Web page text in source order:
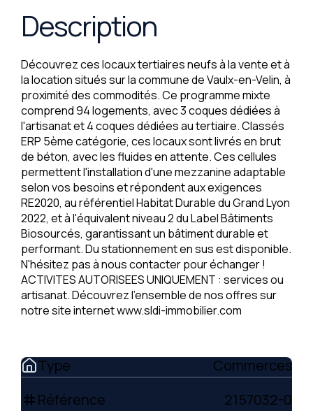
Description
Découvrez ces locaux tertiaires neufs à la vente et à
la location situés sur la commune de Vaulx-en-Velin, à
proximité des commodités. Ce programme mixte
comprend 94 logements, avec 3 coques dédiées à
l'artisanat et 4 coques dédiées au tertiaire. Classés
ERP 5ème catégorie, ces locaux sont livrés en brut
de béton, avec les fluides en attente. Ces cellules
permettent l'installation d'une mezzanine adaptable
selon vos besoins et répondent aux exigences
RE2020, au référentiel Habitat Durable du Grand Lyon
2022, et à l'équivalent niveau 2 du Label Bâtiments
Biosourcés, garantissant un bâtiment durable et
performant. Du stationnement en sus est disponible.
N'hésitez pas à nous contacter pour échanger !
ACTIVITES AUTORISEES UNIQUEMENT : services ou
artisanat. Découvrez l'ensemble de nos offres sur
notre site internet www.sldi-immobilier.com
Type Commerces
tag Référence 2157032-0